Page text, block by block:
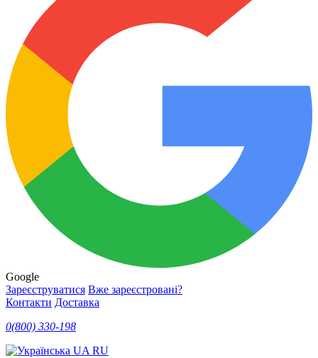
Google
Зареєструватися Вже зареєстровані?
Контакти Доставка
0(800) 330-198
UA RU